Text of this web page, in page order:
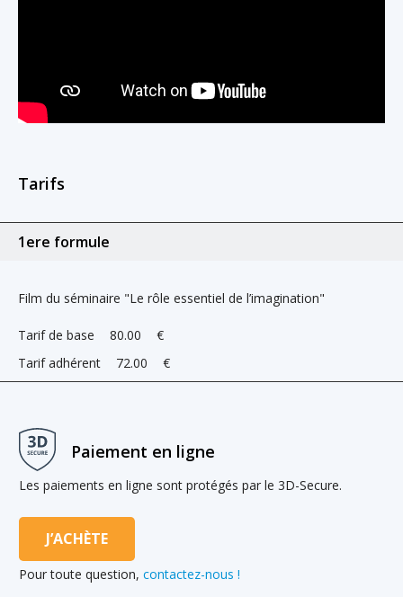
Tarifs
1ere formule
Film du séminaire "Le rôle essentiel de l’imagination"
Tarif de base 80.00
€
Tarif adhérent
72.00 €
Paiement en ligne
Les paiements en ligne sont protégés par le 3D-Secure.
J’ACHÈTE
Pour toute question, contactez-nous !